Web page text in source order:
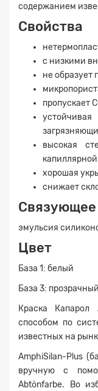
содержанием
Свойства
с низкими
не образует
пропускает
высокая
хорошая
снижает
Связующее
эмульсия
Цвет
База 1: белый
База 3: прозрачный
Краска
способом по
известных на
AmphiSilan-Plus
вручную с
Abtönfarbe. Во